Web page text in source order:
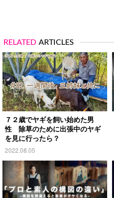
RELATED ARTICLES
７２歳でヤギを飼い始めた男
性 除草のために出張中のヤギ
を見に行ったら？
2022.08.05